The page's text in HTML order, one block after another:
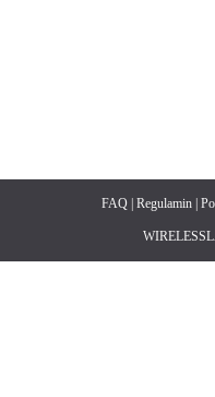
FAQ| Regulamin|